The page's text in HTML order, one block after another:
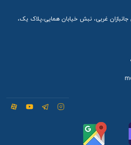
غربی، نبش خیابان همایی،پلاک یک،